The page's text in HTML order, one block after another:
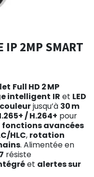
IP 2MP SMART
Full HD 2 MP
intelligent IR et LED
jusqu’à 30 m
/ H.264+ pour
fonctions avancées
HLC, rotation
. Alimentée en
résiste
et alertes sur